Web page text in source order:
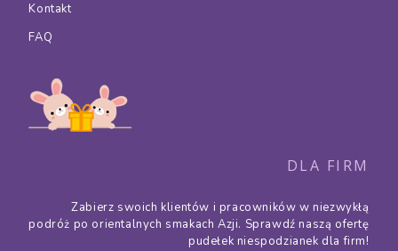
Kontakt
FAQ
DLA FIRM
Zabierz swoich klientów i pracowników w niezwykłą
podróż po orientalnych smakach Azji. Sprawdź naszą ofertę
pudełek niespodzianek dla firm!